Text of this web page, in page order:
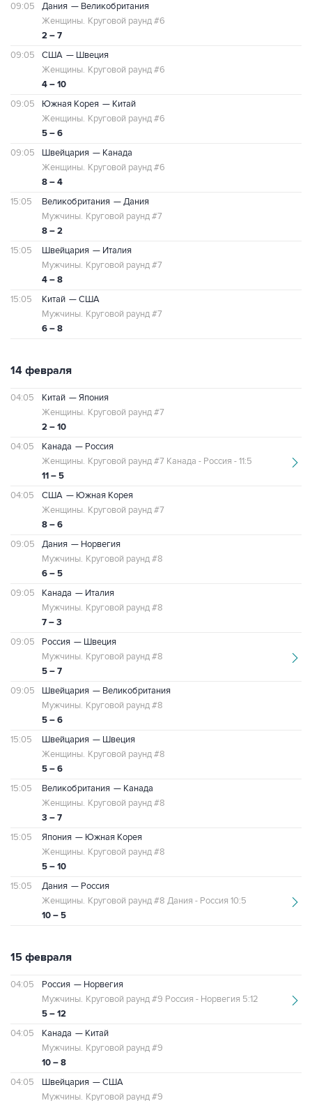
09:05 Дания — Великобритания
2 – 7
Женщины. Круговой раунд #6
09:05 США — Швеция
4 – 10
Женщины. Круговой раунд #6
09:05 Южная Корея — Китай
5 – 6
Женщины. Круговой раунд #6
09:05 Швейцария — Канада
8 – 4
Женщины. Круговой раунд #6
15:05 Великобритания — Дания
8 – 2
Мужчины. Круговой раунд #7
15:05 Швейцария — Италия
4 – 8
Мужчины. Круговой раунд #7
15:05 Китай — США
6 – 8
Мужчины. Круговой раунд #7
14 февраля
04:05 Китай — Япония
2 – 10
Женщины. Круговой раунд #7
04:05 Канада — Россия
11 – 5
Женщины. Круговой раунд #7 Канада - Россия - 11:5
04:05 США — Южная Корея
8 – 6
Женщины. Круговой раунд #7
09:05 Дания — Норвегия
6 – 5
Мужчины. Круговой раунд #8
09:05 Канада — Италия
7 – 3
Мужчины. Круговой раунд #8
09:05 Россия — Швеция
5 – 7
Мужчины. Круговой раунд #8
09:05 Швейцария — Великобритания
5 – 6
Мужчины. Круговой раунд #8
15:05 Швейцария — Швеция
5 – 6
Женщины. Круговой раунд #8
15:05 Великобритания — Канада
3 – 7
Женщины. Круговой раунд #8
15:05 Япония — Южная Корея
5 – 10
Женщины. Круговой раунд #8
15:05 Дания — Россия
10 – 5
Женщины. Круговой раунд #8 Дания - Россия 10:5
15 февраля
04:05 Россия — Норвегия
5 – 12
Мужчины. Круговой раунд #9 Россия - Норвегия 5:12
04:05 Канада — Китай
10 – 8
Мужчины. Круговой раунд #9
04:05 Швейцария — США
Мужчины. Круговой раунд #9